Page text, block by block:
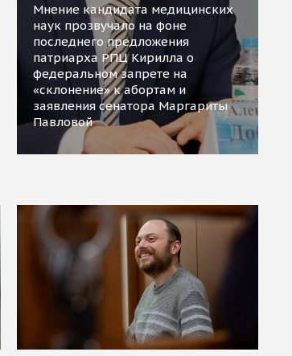
Мнение кандидата медицинских
наук прозвучало на фоне
последнего предложения
патриарха РПЦ Кирилла о
федеральном запрете на
«склонение» к абортам и
заявления сенатора Маргариты
Павловой